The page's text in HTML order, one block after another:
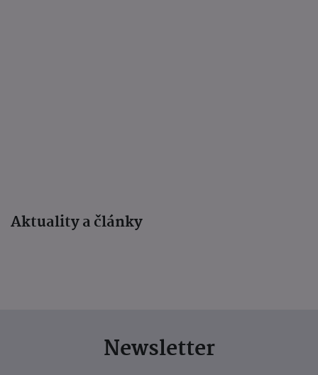
Aktuality a články
Newsletter